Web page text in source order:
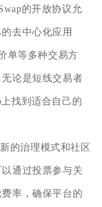
的开放协议允
去中心化应用
单等多种交易方
论是短线交易者
找到适合自己的
的治理模式和社区
通过投票参与关
率，确保平台的